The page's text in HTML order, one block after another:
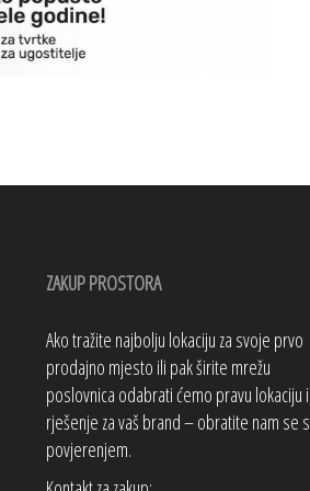
ZAKUP PROSTORA
Ako tražite najbolju lokaciju za svoje prvo
prodajno mjesto ili pak širite mrežu
poslovnica odabrati ćemo pravu lokaciju i
rješenje za vaš brand – obratite nam se s
povjerenjem.